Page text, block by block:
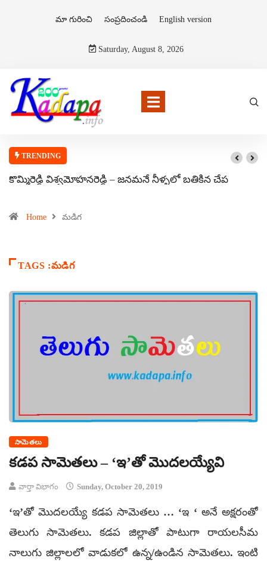
మా గురించి సంప్రదించండి English version
Saturday, August 8, 2026
TRENDING
కొమ్మిరెడ్డి విశ్వమోహనరెడ్డి – జనమనే నీళ్ళలో బతికిన చేప
Home మడిగ
TAGS :మడిగ
సామెతలు
కడప సామెతలు – ‘ఇ’తో మొదలయ్యేవి
వార్తా విభాగం Sunday, October 20, 2019
‘ఇ’తో మొదలయ్యే కడప సామెతలు … ‘ఇ ‘ అనే అక్షరంతో
తెలుగు సామెతలు. కడప జిల్లాతో పాటుగా రాయలసీమ
నాలుగు జిల్లాలలో వాడుకలో ఉన్న/ఉండిన సామెతలు. ఇంటి